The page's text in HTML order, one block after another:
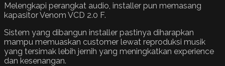
Melengkapi perangkat audio, installer pun memasang
kapasitor Venom VCD 2.0 F.
Sistem yang dibangun installer pastinya diharapkan
mampu memuaskan customer lewat reproduksi musik
yang tersimak lebih jernih yang meningkatkan experience
dan kesenangan.